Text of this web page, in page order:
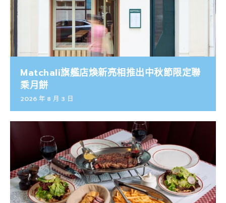
Matchali旗艦店煥新亮相推出中秋節限定聯
乘月餅
2026 年 8 月 3 日